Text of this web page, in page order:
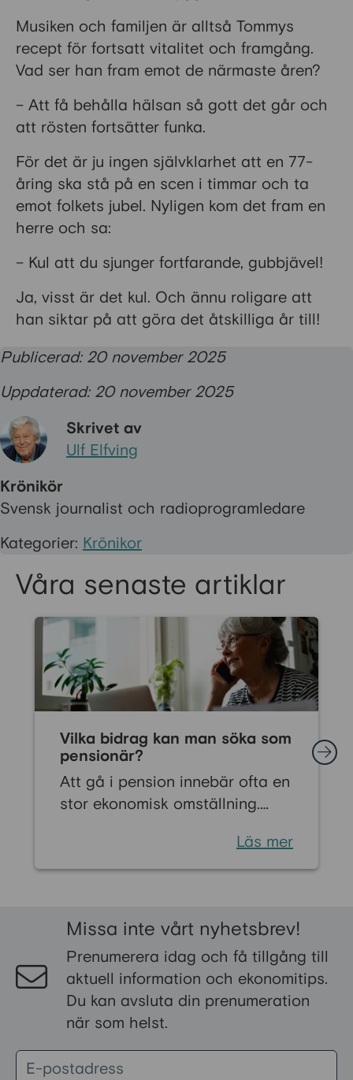
Musiken och familjen är alltså Tommys
recept för fortsatt vitalitet och framgång.
Vad ser han fram emot de närmaste åren?
– Att få behålla hälsan så gott det går och
att rösten fortsätter funka.
För det är ju ingen självklarhet att en 77-
åring ska stå på en scen i timmar och ta
emot folkets jubel. Nyligen kom det fram en
herre och sa:
– Kul att du sjunger fortfarande, gubbjävel!
Ja, visst är det kul. Och ännu roligare att
han siktar på att göra det åtskilliga år till!
Publicerad: 20 november 2025
Uppdaterad: 20 november 2025
Skrivet av
Ulf Elfving
Krönikör
Svensk journalist och radioprogramledare
Kategorier: Krönikor
Våra senaste artiklar
Vilka bidrag kan man söka som
pensionär?
Att gå i pension innebär ofta en
stor ekonomisk omställning.
den regelbundna lönen byts ut
mot pension. Men det finns flera
en tryggare vardag som
pensionär. Vissa stöd är särskilt
riktade till pensionärer, medan
andra kan sökas av alla med
låga inkomster eller höga
levnadskostnader. Här går vi
igenom de vanligaste bidragen i
Läs mer
Missa inte vårt nyhetsbrev!
Prenumerera idag och få tillgång till
aktuell information och ekonomitips.
Du kan avsluta din prenumeration
när som helst.